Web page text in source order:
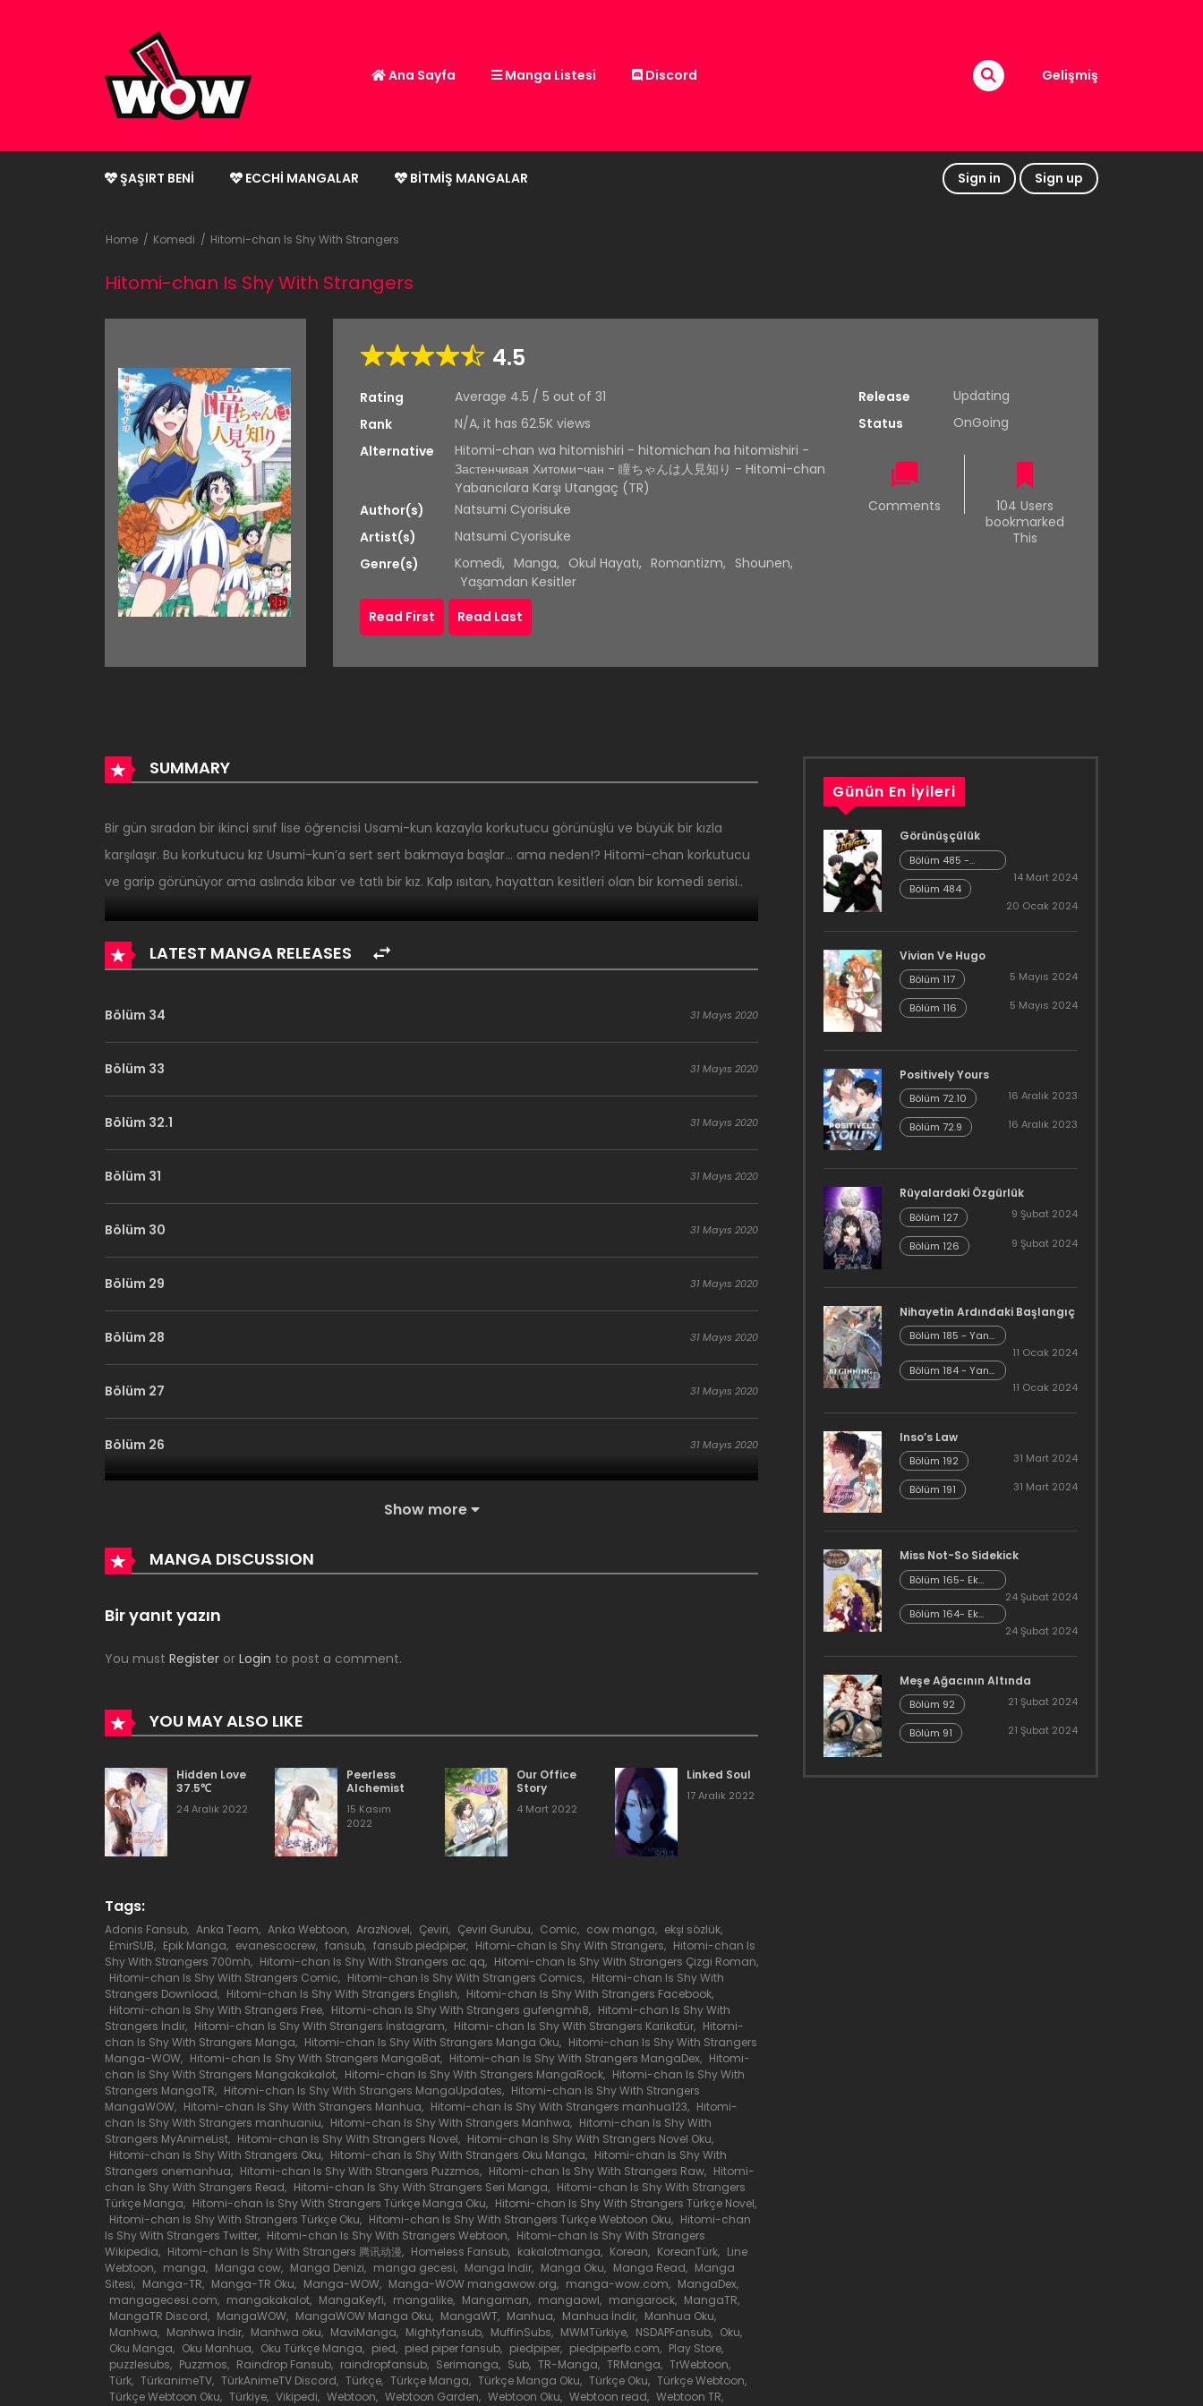
Ana Sayfa Manga Listesi Discord Gelişmiş
ŞAŞIRT BENI ECCHI MANGALAR BITMIŞ MANGALAR Sign in Sign up
Home Komedi Hitomi-chan Is Shy With Strangers
Hitomi-chan Is Shy With Strangers
4.5
Rating Average 4.5 / 5 out of 31
Rank
N/A, it has 62.5K views
Alternative
Hitomi-chan wa hitomishiri - hitomichan ha hitomishiri -
Застенчивая Хитоми-чан - 瞳ちゃんは人見知り - Hitomi-chan
Yabancılara Karşı Utangaç (TR)
Author(s)
Natsumi Cyorisuke
Artist(s)
Natsumi Cyorisuke
Genre(s)
Komedi, Manga, Okul Hayatı, Romantizm, Shounen,
Yaşamdan Kesitler
Release
Updating
Status
OnGoing
Comments
104 Users
bookmarked
This
Read First Read Last
SUMMARY
Bir gün sıradan bir ikinci sınıf lise öğrencisi Usami-kun kazayla korkutucu görünüşlü ve büyük bir kızla
karşılaşır. Bu korkutucu kız Usumi-kun’a sert sert bakmaya başlar… ama neden!? Hitomi-chan korkutucu
ve garip görünüyor ama aslında kibar ve tatlı bir kız. Kalp ısıtan, hayattan kesitleri olan bir komedi serisi..
LATEST MANGA RELEASES
Bölüm 34 31 Mayıs 2020
Bölüm 33 31 Mayıs 2020
Bölüm 32.1 31 Mayıs 2020
Bölüm 31 31 Mayıs 2020
Bölüm 30 31 Mayıs 2020
Bölüm 29 31 Mayıs 2020
Bölüm 28 31 Mayıs 2020
Bölüm 27 31 Mayıs 2020
Bölüm 26 31 Mayıs 2020
Bölüm 24
Bölüm 23
Bölüm 22
Bölüm 21
Bölüm 20 31 Mayıs 2020
Bölüm 19
Bölüm 17 31 Mayıs 2020
Bölüm 16 31 Mayıs 2020
Bölüm 15 31 Mayıs 2020
Bölüm 14 31 Mayıs 2020
Bölüm 13 31 Mayıs 2020
Bölüm 12 31 Mayıs 2020
Bölüm 11.1 31 Mayıs 2020
Bölüm 10 31 Mayıs 2020
Bölüm 9 31 Mayıs 2020
Show more
MANGA DISCUSSION
Bir yanıt yazın
You must Register or Login to post a comment.
YOU MAY ALSO LIKE
Hidden Love
37.5℃
24 Aralık 2022
Peerless
Alchemist
15 Kasım
2022
Our Office
Story
4 Mart 2022
Linked Soul
17 Aralık 2022
Tags:
Adonis Fansub, Anka Team, Anka Webtoon, ArazNovel, Çeviri, Çeviri Gurubu, Comic, cow manga, ekşi sözlük,
EmirSUB, Epik Manga, evanescocrew, fansub, fansub piedpiper, Hitomi-chan Is Shy With Strangers, Hitomi-chan Is
Shy With Strangers 700mh, Hitomi-chan Is Shy With Strangers ac.qq, Hitomi-chan Is Shy With Strangers Çizgi Roman,
Hitomi-chan Is Shy With Strangers Comic, Hitomi-chan Is Shy With Strangers Comics, Hitomi-chan Is Shy With
Strangers Download, Hitomi-chan Is Shy With Strangers English, Hitomi-chan Is Shy With Strangers Facebook,
Hitomi-chan Is Shy With Strangers Free, Hitomi-chan Is Shy With Strangers gufengmh8, Hitomi-chan Is Shy With
Strangers İndir, Hitomi-chan Is Shy With Strangers İnstagram, Hitomi-chan Is Shy With Strangers Karikatür, Hitomi-
chan Is Shy With Strangers Manga, Hitomi-chan Is Shy With Strangers Manga Oku, Hitomi-chan Is Shy With Strangers
Manga-WOW, Hitomi-chan Is Shy With Strangers MangaBat, Hitomi-chan Is Shy With Strangers MangaDex, Hitomi-
chan Is Shy With Strangers Mangakakalot, Hitomi-chan Is Shy With Strangers MangaRock, Hitomi-chan Is Shy With
Strangers MangaTR, Hitomi-chan Is Shy With Strangers MangaUpdates, Hitomi-chan Is Shy With Strangers
MangaWOW, Hitomi-chan Is Shy With Strangers Manhua, Hitomi-chan Is Shy With Strangers manhua123, Hitomi-
chan Is Shy With Strangers manhuaniu, Hitomi-chan Is Shy With Strangers Manhwa, Hitomi-chan Is Shy With
Strangers MyAnimeList, Hitomi-chan Is Shy With Strangers Novel, Hitomi-chan Is Shy With Strangers Novel Oku,
Hitomi-chan Is Shy With Strangers Oku, Hitomi-chan Is Shy With Strangers Oku Manga, Hitomi-chan Is Shy With
Strangers onemanhua, Hitomi-chan Is Shy With Strangers Puzzmos, Hitomi-chan Is Shy With Strangers Raw, Hitomi-
chan Is Shy With Strangers Read, Hitomi-chan Is Shy With Strangers Seri Manga, Hitomi-chan Is Shy With Strangers
Türkçe Manga, Hitomi-chan Is Shy With Strangers Türkçe Manga Oku, Hitomi-chan Is Shy With Strangers Türkçe Novel,
Hitomi-chan Is Shy With Strangers Türkçe Oku, Hitomi-chan Is Shy With Strangers Türkçe Webtoon Oku, Hitomi-chan
Is Shy With Strangers Twitter, Hitomi-chan Is Shy With Strangers Webtoon, Hitomi-chan Is Shy With Strangers
Wikipedia, Hitomi-chan Is Shy With Strangers 腾讯动漫, Homeless Fansub, kakalotmanga, Korean, KoreanTürk, Line
Webtoon, manga, Manga cow, Manga Denizi, manga gecesi, Manga İndir, Manga Oku, Manga Read, Manga
Sitesi, Manga-TR, Manga-TR Oku, Manga-WOW, Manga-WOW mangawow.org, manga-wow.com, MangaDex,
mangagecesi.com, mangakakalot, MangaKeyfi, mangalike, Mangaman, mangaowl, mangarock, MangaTR,
MangaTR Discord, MangaWOW, MangaWOW Manga Oku, MangaWT, Manhua, Manhua İndir, Manhua Oku,
Manhwa, Manhwa İndir, Manhwa oku, MaviManga, Mightyfansub, MuffinSubs, MWMTürkiye, NSDAPFansub, Oku,
Oku Manga, Oku Manhua, Oku Türkçe Manga, pied, pied piper fansub, piedpiper, piedpiperfb.com, Play Store,
puzzlesubs, Puzzmos, Raindrop Fansub, raindropfansub, Serimanga, Sub, TR-Manga, TRManga, TrWebtoon,
Türk, TürkanimeTV, TürkAnimeTV Discord, Türkçe, Türkçe Manga, Türkçe Manga Oku, Türkçe Oku, Türkçe Webtoon,
Türkçe Webtoon Oku, Türkiye, Vikipedi, Webtoon, Webtoon Garden, Webtoon Oku, Webtoon read, Webtoon TR,
Günün En İyileri
Görünüşçülük
Bölüm 485 -
Cheonliang [04]
14 Mart 2024
Bölüm 484
20 Ocak 2024
Vivian Ve Hugo
Bölüm 117 5 Mayıs 2024
Bölüm 116 5 Mayıs 2024
Positively Yours
Bölüm 72.10 16 Aralık 2023
Bölüm 72.9 16 Aralık 2023
Rüyalardaki Özgürlük
Bölüm 127 9 Şubat 2024
Bölüm 126 9 Şubat 2024
Nihayetin Ardındaki Başlangıç
Bölüm 185 - Yan
Hikaye Kısım 7
11 Ocak 2024
Bölüm 184 - Yan
Hikaye Kısım 6
11 Ocak 2024
Inso’s Law
Bölüm 192 31 Mart 2024
Bölüm 191 31 Mart 2024
Miss Not-So Sidekick
Bölüm 165- Ek
Bölüm 26
24 Şubat 2024
Bölüm 164- Ek
Bölüm 25
24 Şubat 2024
Meşe Ağacının Altında
Bölüm 92 21 Şubat 2024
Bölüm 91 21 Şubat 2024